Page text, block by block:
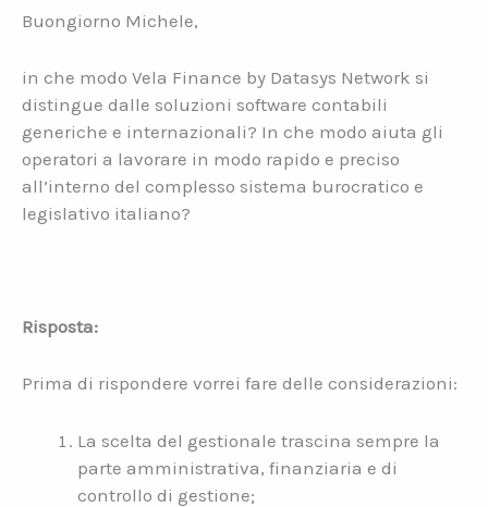
Buongiorno Michele,
in che modo Vela Finance by Datasys Network si
distingue dalle soluzioni software contabili
generiche e internazionali? In che modo aiuta gli
operatori a lavorare in modo rapido e preciso
all’interno del complesso sistema burocratico e
legislativo italiano?
Risposta:
Prima di rispondere vorrei fare delle considerazioni:
La scelta del gestionale trascina sempre la
parte amministrativa, finanziaria e di
controllo di gestione;